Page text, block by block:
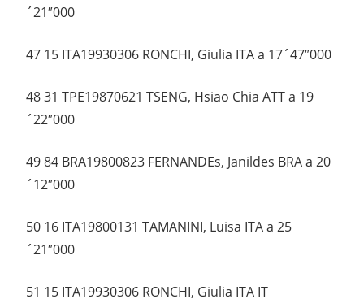
´21″000
47 15 ITA19930306 RONCHI, Giulia ITA a 17´47″000
48 31 TPE19870621 TSENG, Hsiao Chia ATT a 19
´22″000
49 84 BRA19800823 FERNANDEs, Janildes BRA a 20
´12″000
50 16 ITA19800131 TAMANINI, Luisa ITA a 25
´21″000
51 15 ITA19930306 RONCHI, Giulia ITA IT